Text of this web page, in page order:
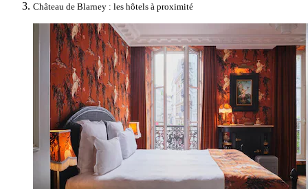
Château de Blarney : les hôtels à proximité